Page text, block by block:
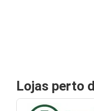
Lojas perto